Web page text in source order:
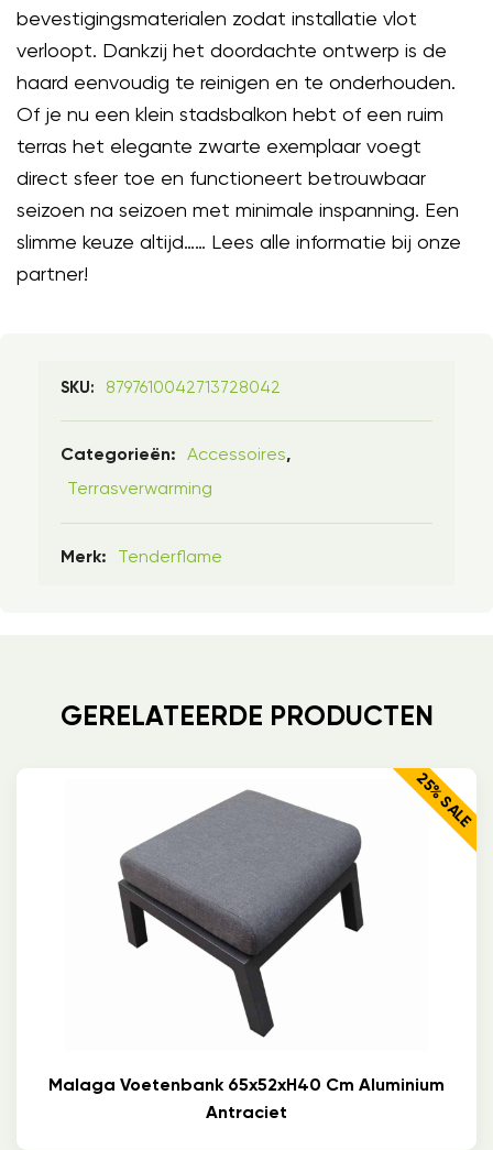
bevestigingsmaterialen zodat installatie vlot
verloopt. Dankzij het doordachte ontwerp is de
haard eenvoudig te reinigen en te onderhouden.
Of je nu een klein stadsbalkon hebt of een ruim
terras het elegante zwarte exemplaar voegt
direct sfeer toe en functioneert betrouwbaar
seizoen na seizoen met minimale inspanning. Een
slimme keuze altijd…… Lees alle informatie bij onze
partner!
SKU: 8797610042713728042
Categorieën: Accessoires,
Terrasverwarming
Merk: Tenderflame
GERELATEERDE PRODUCTEN
25% SALE
Malaga Voetenbank 65x52xH40 Cm Aluminium
Antraciet